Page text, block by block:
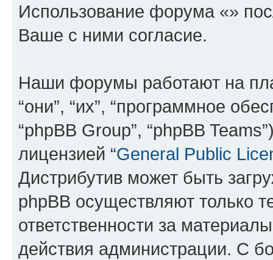
Использование форума «»
Ваше с ними согласие.
Наши форумы работают на
“они”, “их”, “программное
“phpBB Group”, “phpBB
лицензией “General Public
Дистрибутив может быть
phpBB осуществляют только
ответственности за
действия администрации. С